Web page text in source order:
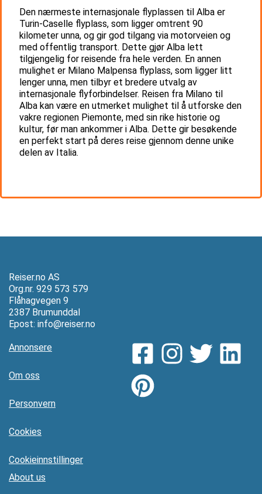
Den nærmeste internasjonale flyplassen til Alba er
Turin-Caselle flyplass, som ligger omtrent 90
kilometer unna, og gir god tilgang via motorveien og
med offentlig transport. Dette gjør Alba lett
tilgjengelig for reisende fra hele verden. En annen
mulighet er Milano Malpensa flyplass, som ligger litt
lenger unna, men tilbyr et bredere utvalg av
internasjonale flyforbindelser. Reisen fra Milano til
Alba kan være en utmerket mulighet til å utforske den
vakre regionen Piemonte, med sin rike historie og
kultur, før man ankommer i Alba. Dette gir besøkende
en perfekt start på deres reise gjennom denne unike
delen av Italia.
Reiser.no AS
Org.nr. 929 573 579
Flåhagvegen 9
2387 Brumunddal
Epost: info@reiser.no
Annonsere
Om oss
Personvern
Cookies
Cookieinnstillinger
About us